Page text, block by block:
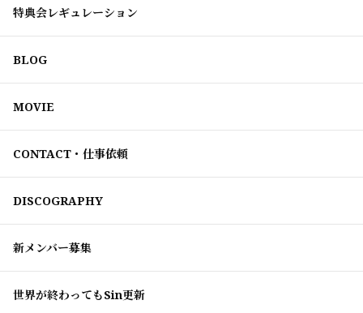
特典会レギュレーション
BLOG
MOVIE
CONTACT・仕事依頼
DISCOGRAPHY
新メンバー募集
世界が終わってもSin更新